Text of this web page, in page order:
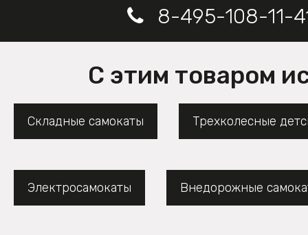
8-495-108-11-
С этим товаром
Складные самокаты Трехколесные
Электросамокаты Внедорожные